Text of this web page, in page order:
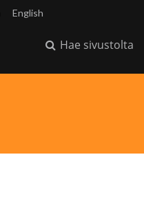
English
Hae sivustolta